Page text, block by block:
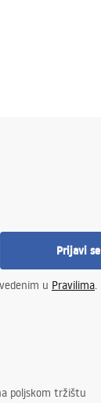
Prijavi se
u Pravilima.
poljskom tržištu